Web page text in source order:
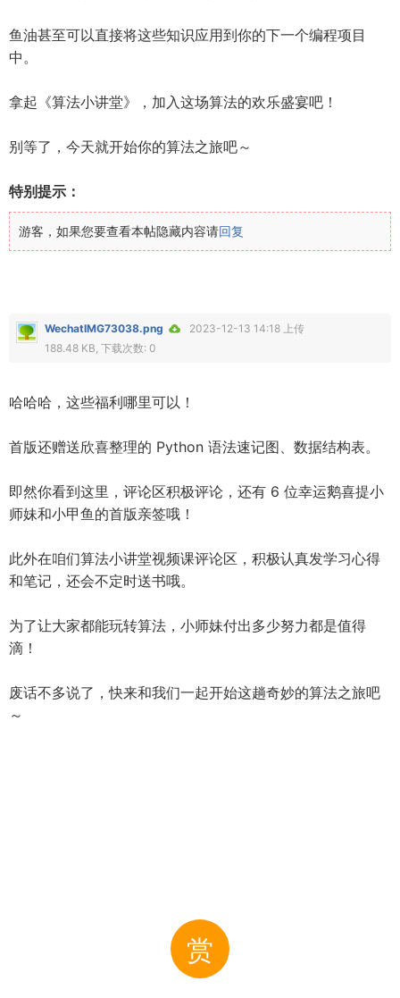
鱼油甚至可以直接将这些知识应用到你的下一个编程项目
中。
拿起《算法小讲堂》，加入这场算法的欢乐盛宴吧！
别等了，今天就开始你的算法之旅吧～
特别提示：
游客，如果您要查看本帖隐藏内容请回复
WechatIMG73038.png
2023-12-13 14:18 上传
188.48 KB, 下载次数: 0
哈哈哈，这些福利哪里可以！
首版还赠送欣喜整理的 Python 语法速记图、数据结构表。
即然你看到这里，评论区积极评论，还有 6 位幸运鹅喜提小
师妹和小甲鱼的首版亲签哦！
此外在咱们算法小讲堂视频课评论区，积极认真发学习心得
和笔记，还会不定时送书哦。
为了让大家都能玩转算法，小师妹付出多少努力都是值得
滴！
废话不多说了，快来和我们一起开始这趟奇妙的算法之旅吧
～
赏